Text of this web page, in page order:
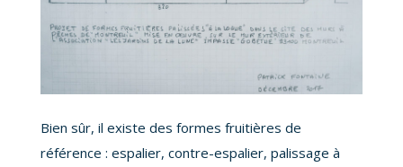
Bien sûr, il existe des formes fruitières de
référence : espalier, contre-espalier, palissage à